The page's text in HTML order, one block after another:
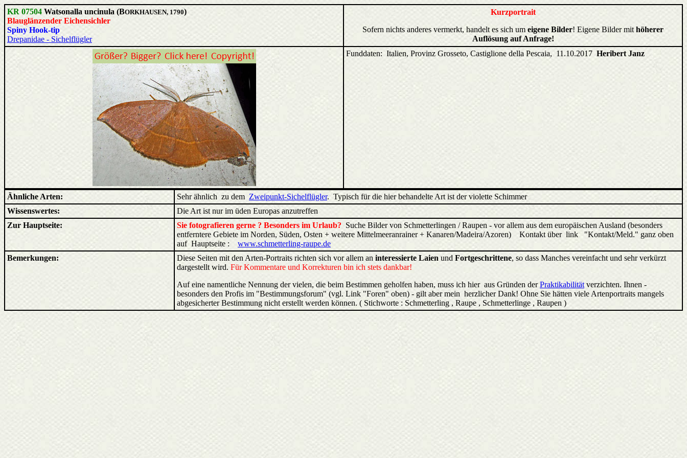
KR 07504 Watsonalla uncinula (BORKHAUSEN, 1790)
Blauglänzender Eichensichler
Spiny Hook-tip
Drepanidae - Sichelflügler
Kurzportrait
Sofern nichts anderes vermerkt, handelt es sich um eigene Bilder! Eigene Bilder mit höherer
Auflösung auf Anfrage!
Funddaten: Italien, Provinz Grosseto, Castiglione della Pescaia, 11.10.2017 Heribert Janz
Ähnliche Arten: Sehr ähnlich zu dem Zweipunkt-Sichelflügler. Typisch für die hier behandelte Art ist der violette Schimmer
Wissenswertes:
Die Art ist nur im üden Europas anzutreffen
Zur Hauptseite:
Sie fotografieren gerne ? Besonders im Urlaub? Suche Bilder von Schmetterlingen / Raupen - vor allem aus dem europäischen Ausland (besonders
entferntere Gebiete im Norden, Süden, Osten + weitere Mittelmeeranrainer + Kanaren/Madeira/Azoren) Kontakt über link "Kontakt/Meld." ganz oben
auf Hauptseite :
www.schmetterling-raupe.de
Bemerkungen:
Diese Seiten mit den Arten-Portraits richten sich vor allem an interessierte Laien und Fortgeschrittene, so dass Manches vereinfacht und sehr verkürzt
dargestellt wird. Für Kommentare und Korrekturen bin ich stets dankbar!
Auf eine namentliche Nennung der vielen, die beim Bestimmen geholfen haben, muss ich hier aus Gründen derPraktikabilität verzichten. Ihnen -
besonders den Profis im "Bestimmungsforum" (vgl. Link "Foren" oben) - gilt aber mein herzlicher Dank! Ohne Sie hätten viele Artenportraits mangels
abgesicherter Bestimmung nicht erstellt werden können. ( Stichworte : Schmetterling , Raupe , Schmetterlinge , Raupen )